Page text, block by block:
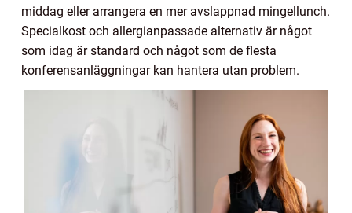
middag eller arrangera en mer avslappnad mingellunch.
Specialkost och allergianpassade alternativ är något
som idag är standard och något som de flesta
konferensanläggningar kan hantera utan problem.